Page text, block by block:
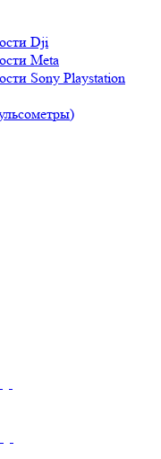
Dji
Meta
Sony Playstation